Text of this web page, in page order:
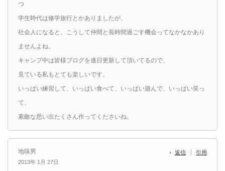
つ
学生時代は修学旅行とかありましたが、
社会人になると、こうして仲間と長時間過ごす機会ってなかなかあり
ませんよね。
キャンプ中は皆様ブログを連日更新して頂いてるので、
見ている私もとても楽しいです。
いっぱい練習して、いっぱい食べて、いっぱい遊んで、いっぱい笑っ
て、
素敵な思い出たくさん作ってくださいね。
地味男
2013年 1月 27日
返信 引用